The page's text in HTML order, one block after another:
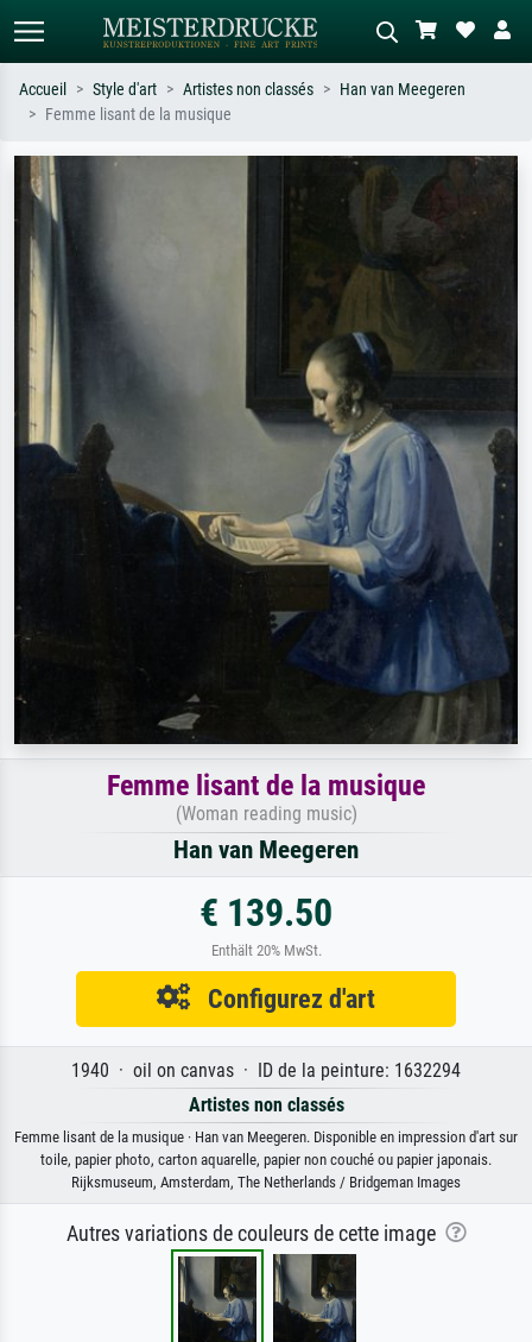
Recherchez par artiste, titre ou style –
impressionnisme, vague de Hokusai,
Décrivez la scène – ex. prairie verte,
abstrait avec beaucoup de rouge,
tableau sombre, nu debout près d'un
arbre.
Accueil Style d'art Artistes non classés
Han van Meegeren
Femme lisant de la musique
Femme lisant de la musique
(Woman reading music)
Han van Meegeren
€ 139.50
Enthält 20% MwSt.
Configurez d'art
1940 · oil on canvas · ID de la peinture: 1632294
Artistes non classés
Femme lisant de la musique · Han van Meegeren. Disponible en impression d'art sur
toile, papier photo, carton aquarelle, papier non couché ou papier japonais.
Rijksmuseum, Amsterdam, The Netherlands / Bridgeman Images
Autres variations de couleurs de cette image